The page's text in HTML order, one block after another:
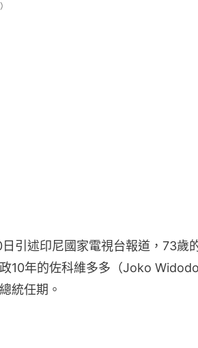
引述印尼國家電視台報道，73歲
10年的佐科維多多（Joko
統任期。